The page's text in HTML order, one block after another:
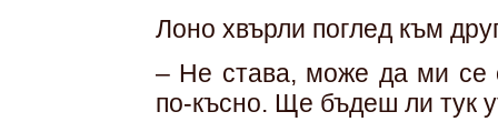
Лоно хвърли поглед към
– Не става, може да ми се
по-късно. Ще бъдеш ли тук